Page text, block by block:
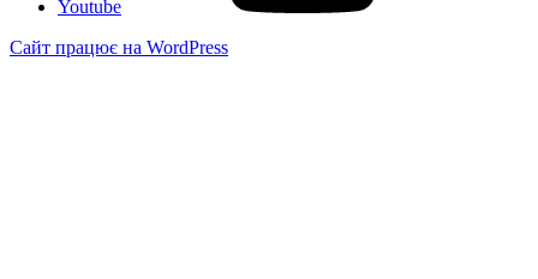
Youtube
Сайт працює на WordPress